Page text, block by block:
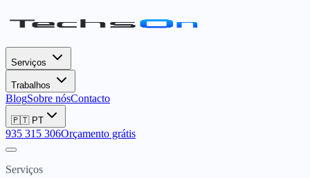
Serviços
Trabalhos
BlogSobre nósContacto
🇵🇹 PT
935 315 306Orçamento grátis
Serviços